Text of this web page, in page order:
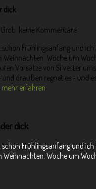
dick
keine Kommentare
Frühlingsanfang und
Weihnachten. Woche um
Vorsätze von Silvester
draußen regnet es - und
mehr erfahren
dick
Frühlingsanfang und
Weihnachten. Woche um